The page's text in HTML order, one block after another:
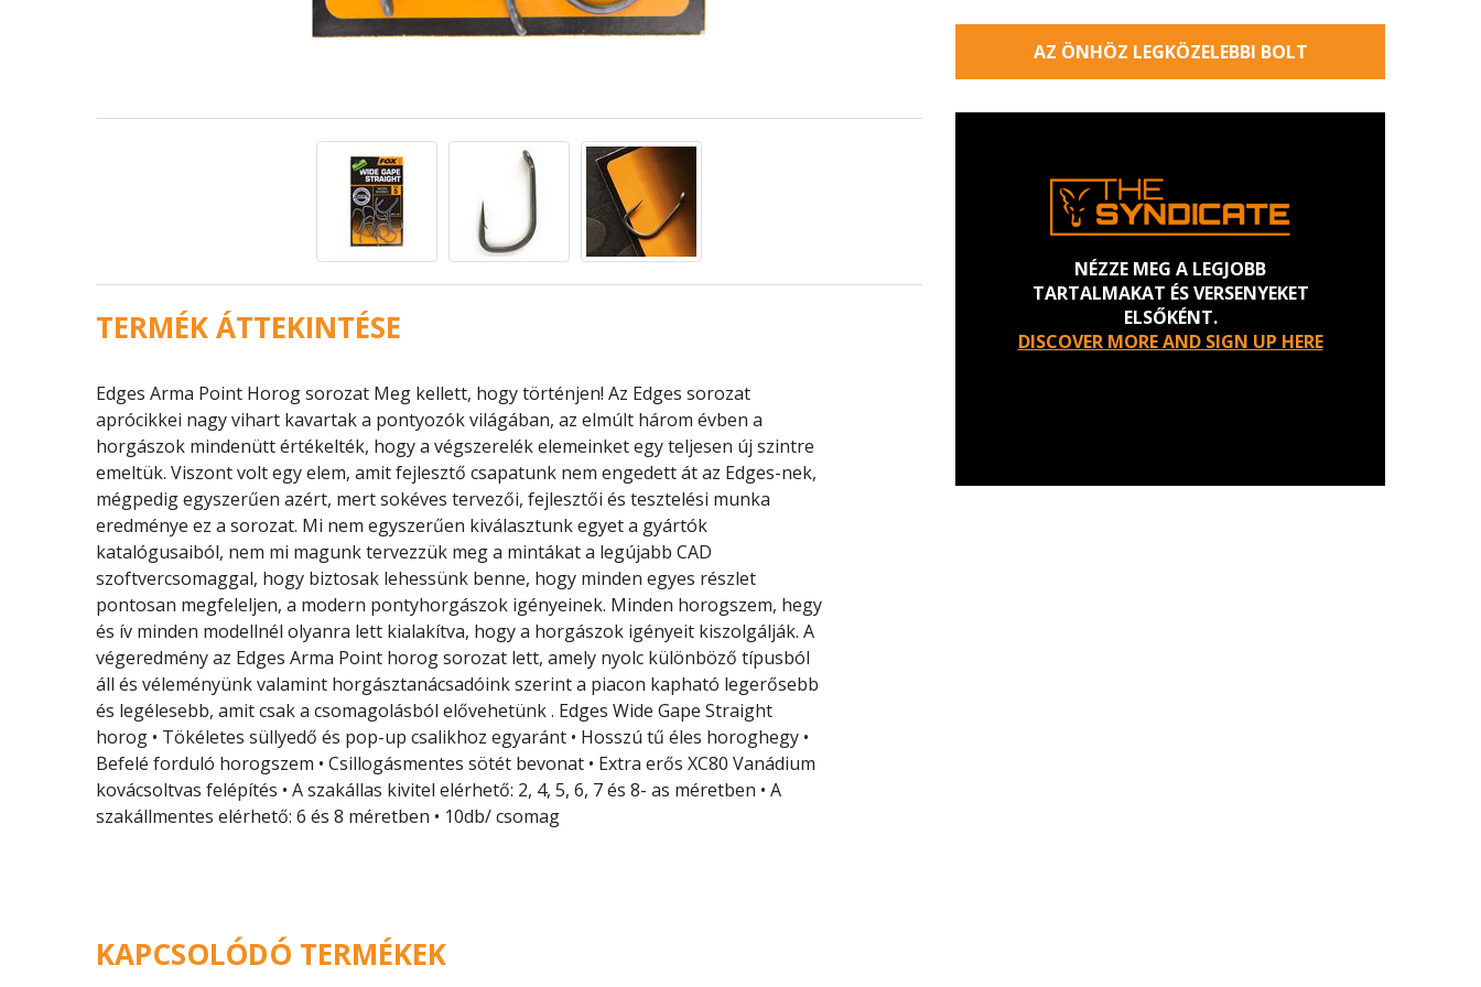
TERMÉK ÁTTEKINTÉSE
Edges Arma Point Horog sorozat Meg kellett, hogy történjen! Az Edges sorozat
aprócikkei nagy vihart kavartak a pontyozók világában, az elmúlt három évben a
horgászok mindenütt értékelték, hogy a végszerelék elemeinket egy teljesen új szintre
emeltük. Viszont volt egy elem, amit fejlesztő csapatunk nem engedett át az Edges-nek,
mégpedig egyszerűen azért, mert sokéves tervezői, fejlesztői és tesztelési munka
eredménye ez a sorozat. Mi nem egyszerűen kiválasztunk egyet a gyártók
katalógusaiból, nem mi magunk tervezzük meg a mintákat a legújabb CAD
szoftvercsomaggal, hogy biztosak lehessünk benne, hogy minden egyes részlet
pontosan megfeleljen, a modern pontyhorgászok igényeinek. Minden horogszem, hegy
és ív minden modellnél olyanra lett kialakítva, hogy a horgászok igényeit kiszolgálják. A
végeredmény az Edges Arma Point horog sorozat lett, amely nyolc különböző típusból
áll és véleményünk valamint horgásztanácsadóink szerint a piacon kapható legerősebb
és legélesebb, amit csak a csomagolásból elővehetünk . Edges Wide Gape Straight
horog • Tökéletes süllyedő és pop-up csalikhoz egyaránt • Hosszú tű éles horoghegy •
Befelé forduló horogszem • Csillogásmentes sötét bevonat • Extra erős XC80 Vanádium
kovácsoltvas felépítés • A szakállas kivitel elérhető: 2, 4, 5, 6, 7 és 8- as méretben • A
szakállmentes elérhető: 6 és 8 méretben • 10db/ csomag
AZ ÖNHÖZ LEGKÖZELEBBI BOLT
NÉZZE MEG A LEGJOBB
TARTALMAKAT ÉS VERSENYEKET
ELSŐKÉNT.
DISCOVER MORE AND SIGN UP HERE
KAPCSOLÓDÓ TERMÉKEK